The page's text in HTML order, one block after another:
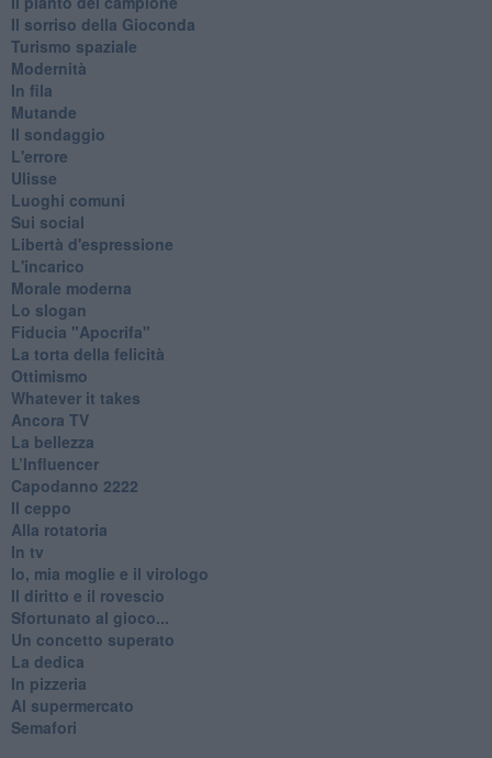
Il sorriso della Gioconda
Turismo spaziale
Modernità
In fila
Mutande
Il sondaggio
L'errore
Ulisse
Luoghi comuni
Sui social
Libertà d'espressione
L'incarico
Morale moderna
Lo slogan
Fiducia "Apocrifa"
La torta della felicità
Ottimismo
Whatever it takes
Ancora TV
La bellezza
L’Influencer
​Capodanno 2222
Il ceppo
Alla rotatoria
In tv
Io, mia moglie e il virologo
Il diritto e il rovescio
Sfortunato al gioco...
Un concetto superato
La dedica
In pizzeria
Al supermercato
Semafori